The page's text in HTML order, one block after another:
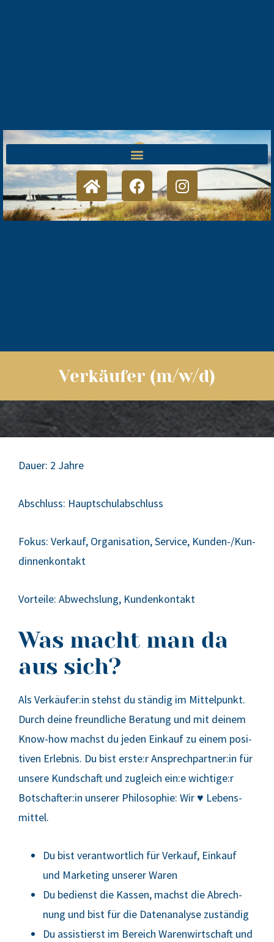
Verkäufer (m/w/d)
Dau­er: 2 Jah­re
Abschluss: Haupt­schul­ab­schluss
Fokus: Ver­kauf, Orga­ni­sa­ti­on, Ser­vice, Kun­den-/Kun­
din­nen­kon­takt
Vor­tei­le: Abwechs­lung, Kun­den­kon­takt
Was macht man da
aus sich?
Als Verkäufer:in stehst du stän­dig im Mit­tel­punkt.
Durch dei­ne freund­li­che Bera­tung und mit dei­nem
Know-how machst du jeden Ein­kauf zu einem posi­
ti­ven Erleb­nis. Du bist erste:r Ansprechpartner:in für
unse­re Kund­schaft und zugleich ein:e wichtige:r
Botschafter:in unse­rer Phi­lo­so­phie: Wir ♥ Lebens­
mit­tel.
Du bist ver­ant­wort­lich für Ver­kauf, Ein­kauf
und Mar­ke­ting unse­rer Waren
Du bedienst die Kas­sen, machst die Abrech­
nung und bist für die Daten­ana­ly­se zustän­dig
Du assis­tierst im Bereich Waren­wirt­schaft und